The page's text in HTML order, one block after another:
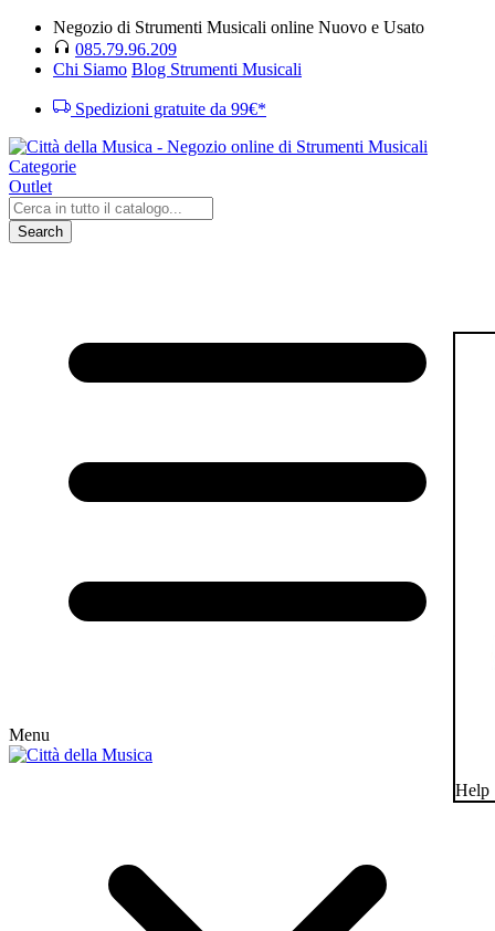
Negozio di Strumenti Musicali online Nuovo e Usato
085.79.96.209
Chi Siamo Blog Strumenti Musicali
Spedizioni gratuite da 99€*
Categorie
Outlet
Search
Menu
Help